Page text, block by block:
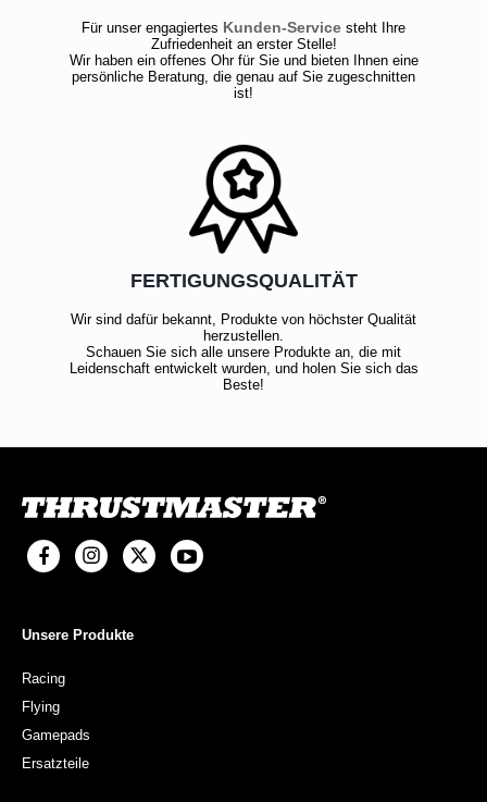
Für unser engagiertes Kunden-Service steht Ihre
Zufriedenheit an erster Stelle!
Wir haben ein offenes Ohr für Sie und bieten Ihnen eine
persönliche Beratung, die genau auf Sie zugeschnitten
ist!
FERTIGUNGSQUALITÄT
Wir sind dafür bekannt, Produkte von höchster Qualität
herzustellen.
Schauen Sie sich alle unsere Produkte an, die mit
Leidenschaft entwickelt wurden, und holen Sie sich das
Beste!
Unsere Produkte
Racing
Flying
Gamepads
Ersatzteile